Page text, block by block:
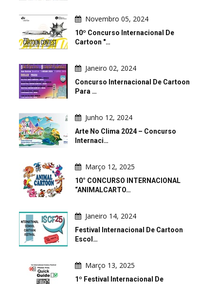
Novembro 05, 2024
10º Concurso Internacional De
Cartoon "…
Janeiro 02, 2024
Concurso Internacional De Cartoon
Para …
Junho 12, 2024
Arte No Clima 2024 – Concurso
Internaci…
Março 12, 2025
10° CONCURSO INTERNACIONAL
“ANIMALCARTO…
Janeiro 14, 2024
Festival Internacional De Cartoon
Escol…
Março 13, 2025
1º Festival Internacional De